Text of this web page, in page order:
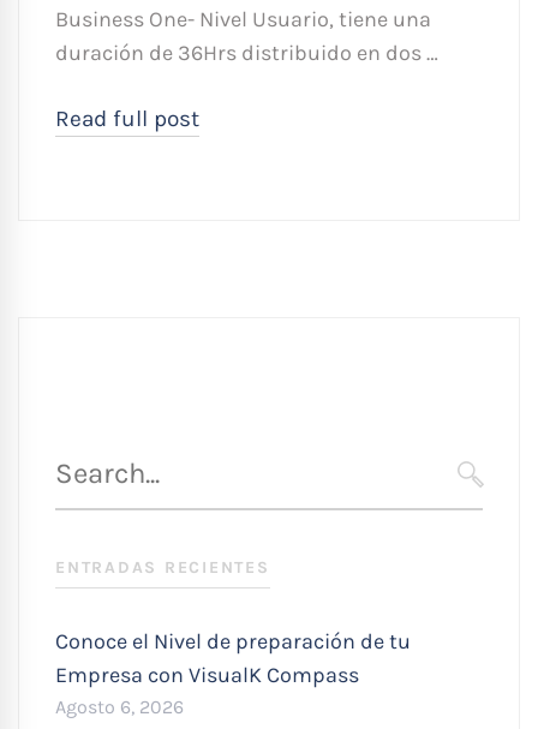
Business One- Nivel Usuario, tiene una
duración de 36Hrs distribuido en dos …
Read full post
para
ENTRADAS RECIENTES
Conoce el Nivel de preparación de tu
Empresa con VisualK Compass
Agosto 6, 2026